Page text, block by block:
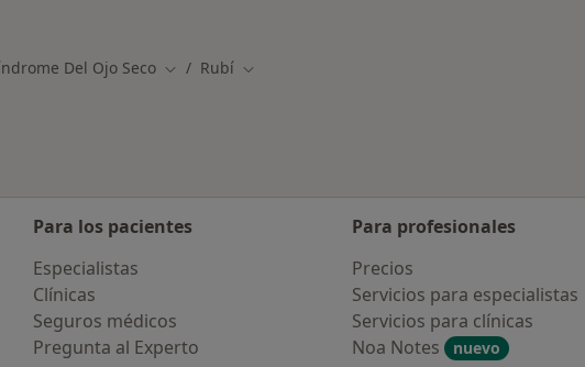
Del Ojo Seco Cambiar de ciudad
Rubí Cambiar de ciudad
Para los pacientes
Especialistas
Clínicas
Seguros médicos
Pregunta al Experto
Para profesionales
Precios
Servicios para especialistas
Servicios para clínicas
Noa Notes
nuevo